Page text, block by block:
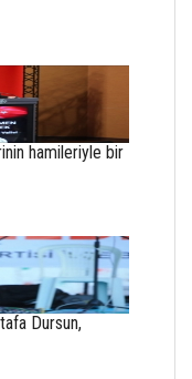
İlgi Alanlarımız ve Biz
02 Ekim 2025
SABAHATTİN
hamileriyle bir
Dursun,